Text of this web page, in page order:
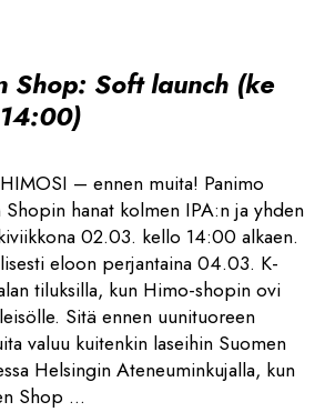
Shop: Soft launch (ke
– ennen muita! Panimo
hanat kolmen IPA:n ja yhden
02.03. kello 14:00 alkaen.
eloon perjantaina 04.03. K-
tiluksilla, kun Himo-shopin ovi
Sitä ennen uunituoreen
valuu kuitenkin laseihin Suomen
Helsingin Ateneuminkujalla, kun
Shop ...